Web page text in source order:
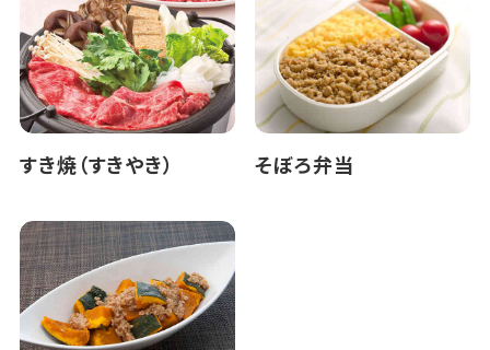
すき焼（すきやき） そぼろ弁当